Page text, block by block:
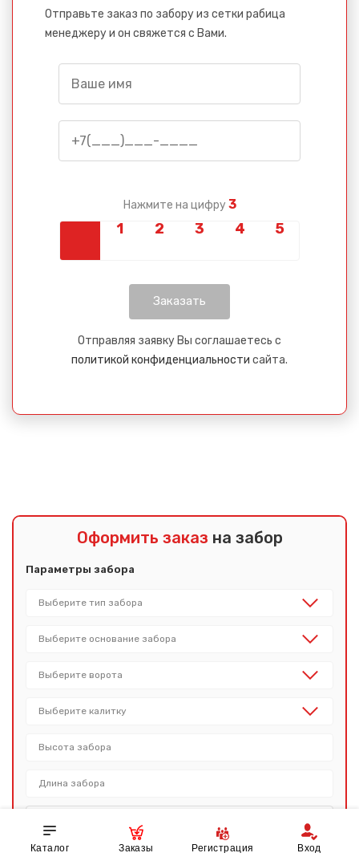
Отправьте заказ по забору из сетки рабица
менеджеру и он свяжется с Вами.
Нажмите на цифру 3
Отправляя заявку Вы соглашаетесь с
политикой конфиденциальности сайта.
Оформить заказ на забор
Параметры забора
Каталог Заказы Регистрация Вход